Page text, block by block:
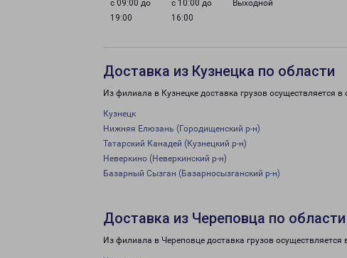
с 09:00 до
19:00
с 10:00 до
16:00
Выходной
Доставка из Кузнецка по области
Из филиала в Кузнецке доставка грузов осуществляется
Кузнецк
Нижняя Елюзань (Городищенский р-н)
Татарский Канадей (Кузнецкий р-н)
Неверкино (Неверкинский р-н)
Базарный Сызган (Базарносызганский р-н)
Доставка из Череповца по области
Из филиала в Череповце доставка грузов осуществляется